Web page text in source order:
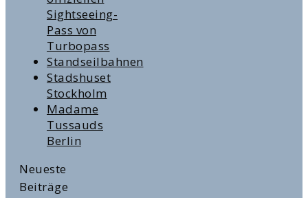
Sightseeing-
Pass von
Turbopass
Standseilbahnen
Stadshuset
Stockholm
Madame
Tussauds
Berlin
Neueste
Beiträge